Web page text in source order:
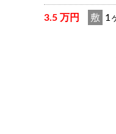
3.5 万円 敷 1